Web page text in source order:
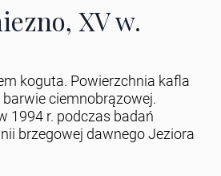
XV w.
koguta. Powierzchnia kafla
ciemnobrązowej.
1994 r. podczas badań
brzegowej dawnego Jeziora